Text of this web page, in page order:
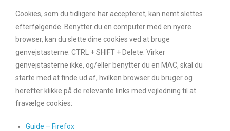
Cookies, som du tidligere har accepteret, kan nemt slettes
efterfølgende. Benytter du en computer med en nyere
browser, kan du slette dine cookies ved at bruge
genvejstasterne: CTRL + SHIFT + Delete. Virker
genvejstasterne ikke, og/eller benytter du en MAC, skal du
starte med at finde ud af, hvilken browser du bruger og
herefter klikke på de relevante links med vejledning til at
fravælge cookies:
Guide – Firefox